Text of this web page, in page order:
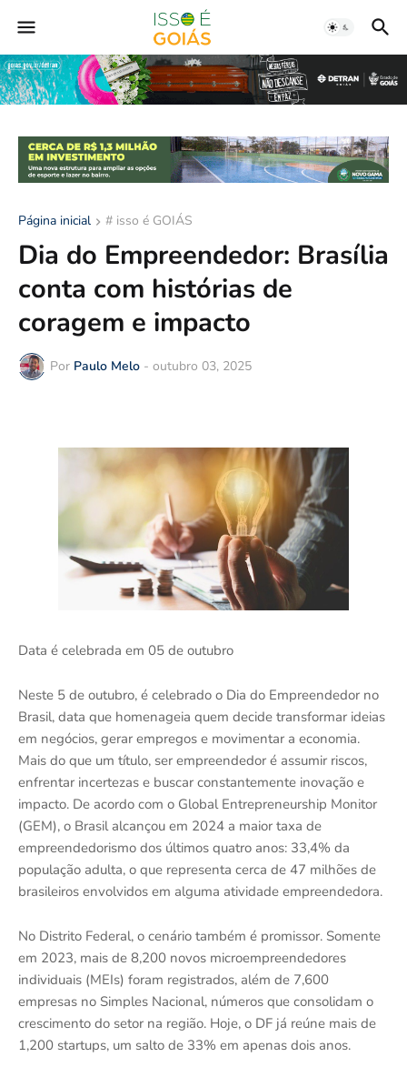
Página inicial # isso é GOIÁS
Dia do Empreendedor: Brasília
conta com histórias de
coragem e impacto
Por Paulo Melo - outubro 03, 2025
Data é celebrada em 05 de outubro
Neste 5 de outubro, é celebrado o Dia do Empreendedor no
Brasil, data que homenageia quem decide transformar ideias
em negócios, gerar empregos e movimentar a economia.
Mais do que um título, ser empreendedor é assumir riscos,
enfrentar incertezas e buscar constantemente inovação e
impacto. De acordo com o Global Entrepreneurship Monitor
(GEM), o Brasil alcançou em 2024 a maior taxa de
empreendedorismo dos últimos quatro anos: 33,4% da
população adulta, o que representa cerca de 47 milhões de
brasileiros envolvidos em alguma atividade empreendedora.
No Distrito Federal, o cenário também é promissor. Somente
em 2023, mais de 8,200 novos microempreendedores
individuais (MEIs) foram registrados, além de 7,600
empresas no Simples Nacional, números que consolidam o
crescimento do setor na região. Hoje, o DF já reúne mais de
1,200 startups, um salto de 33% em apenas dois anos.